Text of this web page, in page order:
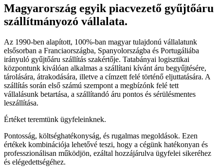
Magyarország egyik piacvezető gyűjtőáru
szállítmányozó vállalata.
Az 1990-ben alapított, 100%-ban magyar tulajdonú vállalatunk
elsősorban a Franciaországba, Spanyolországba és Portugáliába
irányuló gyűjtőáru szállítás szakértője. Tatabányai logisztikai
központunk kiválóan alkalmas a szállítani kívánt áru begyűjtésére,
tárolására, átrakodására, illetve a címzett felé történő eljuttatására. A
szállítás során első számú szempont a megbízónk felé tett
vállalásunk betartása, a szállítandó áru pontos és sérülésmentes
leszállítása.
Értéket teremtünk ügyfeleinknek.
Pontosság, költséghatékonyság, és rugalmas megoldások. Ezen
értékek kombinációja lehetővé teszi, hogy a cégünk hatékonyan és
professzionálisan működjön, ezáltal hozzájárulva ügyfelei sikeréhez
és elégedettségéhez.